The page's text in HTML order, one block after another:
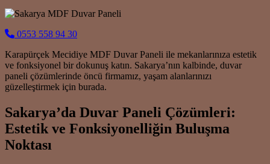
0553 558 94 30
Karapürçek Mecidiye MDF Duvar Paneli ile mekanlarınıza estetik
ve fonksiyonel bir dokunuş katın. Sakarya’nın kalbinde, duvar
paneli çözümlerinde öncü firmamız, yaşam alanlarınızı
güzelleştirmek için burada.
Sakarya’da Duvar Paneli Çözümleri:
Estetik ve Fonksiyonelliğin Buluşma
Noktası